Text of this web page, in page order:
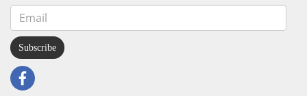
Subscribe